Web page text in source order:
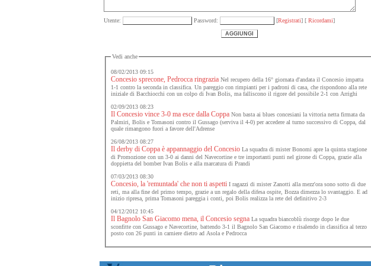
Utente: Password: [Registrati] [ Ricordami]
Vedi anche
08/02/2013 09:15
Concesio sprecone, Pedrocca ringraziaNel recupero della 16° giornata d'andata il Concesio impatta
1-1 contro la seconda in classifica. Un pareggio con rimpianti per i padroni di casa, che rispondono alla rete
iniziale di Bacchiocchi con un colpo di Ivan Bolis, ma falliscono il rigore del possibile 2-1 con Arrighi
02/09/2013 08:23
Il Concesio vince 3-0 ma esce dalla CoppaNon basta ai blues concesiani la vittoria netta firmata da
Palmiri, Bolis e Tomasoni contro il Gussago (serviva il 4-0) per accedere al turno successivo di Coppa, dal
quale rimangono fuori a favore dell'Adrense
26/08/2013 08:27
Il derby di Coppa è appannaggio del ConcesioLa squadra di mister Bonomi apre la quinta stagione
di Promozione con un 3-0 ai danni del Navecortine e tre importanti punti nel girone di Coppa, grazie alla
doppietta del bomber Ivan Bolis e alla marcatura di Prandi
07/03/2013 08:30
Concesio, la 'remuntada' che non ti aspettiI ragazzi di mister Zanotti alla mezz'ora sono sotto di due
reti, ma alla fine del primo tempo, grazie a un regalo della difesa ospite, Bozza dimezza lo svantaggio. E ad
inizio ripresa, prima Tomasoni pareggia i conti, poi Bolis realizza la rete del definitivo 2-3
04/12/2012 10:45
Il Bagnolo San Giacomo mena, il Concesio segnaLa squadra biancoblù risorge dopo le due
sconfitte con Gussago e Navecortine, battendo 3-1 il Bagnolo San Giacomo e risalendo in classifica al terzo
posto con 26 punti in carniere dietro ad Asola e Pedrocca